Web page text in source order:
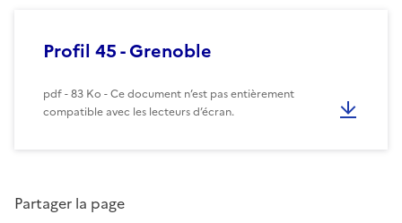
Profil 45 - Grenoble
pdf - 83 Ko - Ce document n’est pas entièrement
compatible avec les lecteurs d’écran.
Partager la page